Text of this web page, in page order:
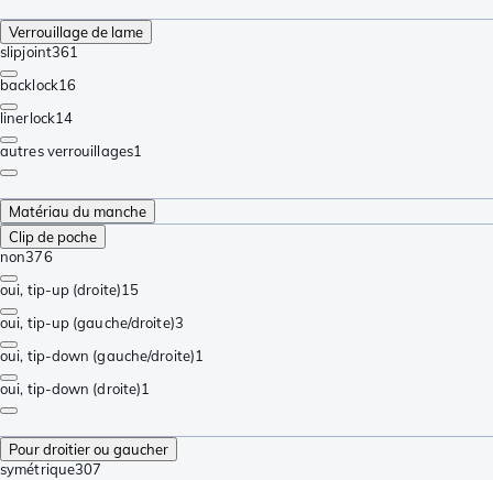
Verrouillage de lame
slipjoint361
backlock16
linerlock14
autres verrouillages1
Matériau du manche
Clip de poche
non376
oui, tip-up (droite)15
oui, tip-up (gauche/droite)3
oui, tip-down (gauche/droite)1
oui, tip-down (droite)1
Pour droitier ou gaucher
symétrique307